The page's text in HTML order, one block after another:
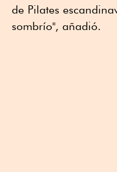
de Pilates
sombrío", añadió.